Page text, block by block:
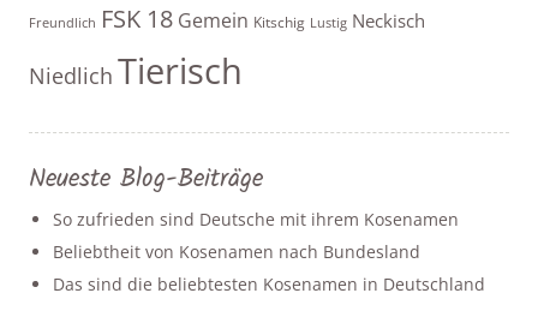
Freundlich FSK 18 Gemein Kitschig Lustig Neckisch
Niedlich Tierisch
Neueste Blog-Beiträge
So zufrieden sind Deutsche mit ihrem Kosenamen
Beliebtheit von Kosenamen nach Bundesland
Das sind die beliebtesten Kosenamen in Deutschland